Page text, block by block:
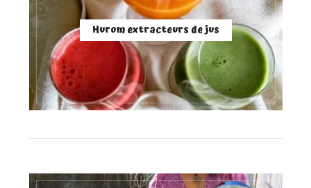
Hurom extracteurs de jus